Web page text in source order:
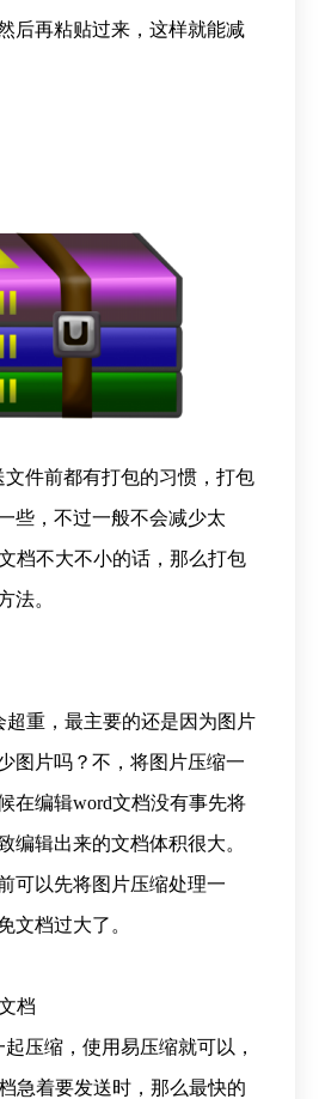
后再粘贴过来，这样就能减
件前都有打包的习惯，打包
些，不过一般不会减少太
档不大不小的话，那么打包
法。
超重，最主要的还是因为图片
图片吗？不，将图片压缩一
在编辑word文档没有事先将
编辑出来的文档体积很大。
可以先将图片压缩处理一
文档过大了。
档
压缩，使用易压缩就可以，
急着要发送时，那么最快的